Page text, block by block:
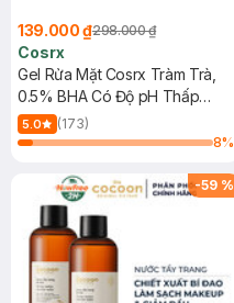
139.000 ₫298.000 ₫
Cosrx
Gel Rửa Mặt Cosrx Tràm Trà,
0.5% BHA Có Độ pH Thấp
150ml
5.0
(173)
8%
-59 %